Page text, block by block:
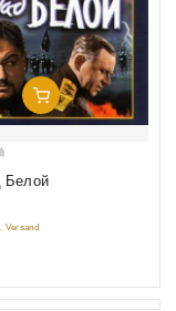
Добавить В Корзину
Белой
Versand